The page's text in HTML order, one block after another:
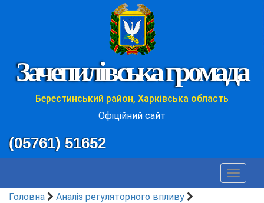
Зачепилівська громада
Берестинський район, Харківська область
Офіційний сайт
(05761) 51652
Toggle
Головна
Аналіз регуляторного впливу